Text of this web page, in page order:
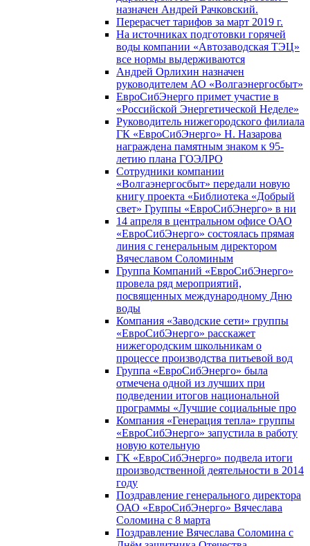
назначен Андрей Рачковский.
Перерасчет тарифов за март 2019 г.
На источниках подготовки горячей
воды компании «Автозаводская ТЭЦ»
все нормы выдерживаются
Андрей Орлихин назначен
руководителем АО «Волгаэнергосбыт»
ЕвроСибЭнерго примет участие в
«Российской Энергетической Неделе»
Руководитель нижегородского филиала
ГК «ЕвроСибЭнерго» Н. Назарова
награждена памятным знаком к 95-
летию плана ГОЭЛРО
Сотрудники компании
«Волгаэнергосбыт» передали новую
книгу проекта «Библиотека «Добрый
свет» Группы «ЕвроСибЭнерго» в ни
14 апреля в центральном офисе ОАО
«ЕвроСибЭнерго» состоялась прямая
линия с генеральным директором
Вячеславом Соломиным
Группа Компаний «ЕвроСибЭнерго»
провела ряд мероприятий,
посвященных международному Дню
воды
Компания «Заводские сети» группы
«ЕвроСибЭнерго» расскажет
нижегородским школьникам о
процессе производства питьевой вод
Группа «ЕвроСибЭнерго» была
отмечена одной из лучших при
подведении итогов национальной
программы «Лучшие социальные про
Компания «Генерация тепла» группы
«ЕвроСибЭнерго» запустила в работу
новую котельную
ГК «ЕвроСибЭнерго» подвела итоги
производственной деятельности в 2014
году
Поздравление генерального директора
ОАО «ЕвроСибЭнерго» Вячеслава
Соломина с 8 марта
Поздравление Вячеслава Соломина с